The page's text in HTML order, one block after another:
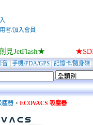
者/加入會員
見JetFlash★
音 手機/PDA/GPS 記憶卡/隨身碟
塵器> ECOVACS 吸塵器